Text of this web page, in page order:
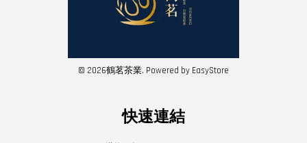
© 2026鶴茗茶業. Powered by EasyStore
快速連結